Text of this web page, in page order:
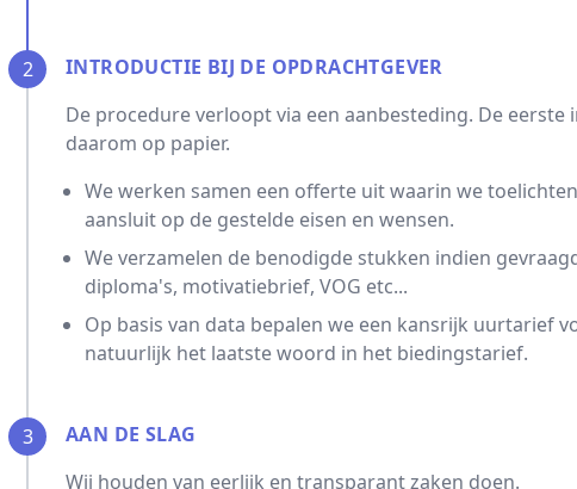
2
INTRODUCTIE BIJ DE OPDRACHTGEVER
De procedure verloopt via een aanbesteding. De
daarom op papier.
We werken samen een offerte uit waarin we
aansluit op de gestelde eisen en wensen.
We verzamelen de benodigde stukken indien
diploma's, motivatiebrief, VOG etc...
Op basis van data bepalen we een kansrijk uurtarief
natuurlijk het laatste woord in het biedingstarief.
3
AAN DE SLAG
Wij houden van eerlijk en transparant zaken doen.